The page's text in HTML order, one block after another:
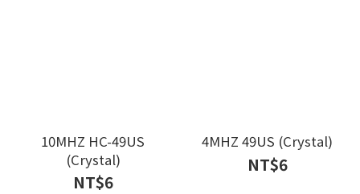
10MHZ HC-49US
(Crystal)
NT$6
4MHZ 49US (Crystal)
NT$6